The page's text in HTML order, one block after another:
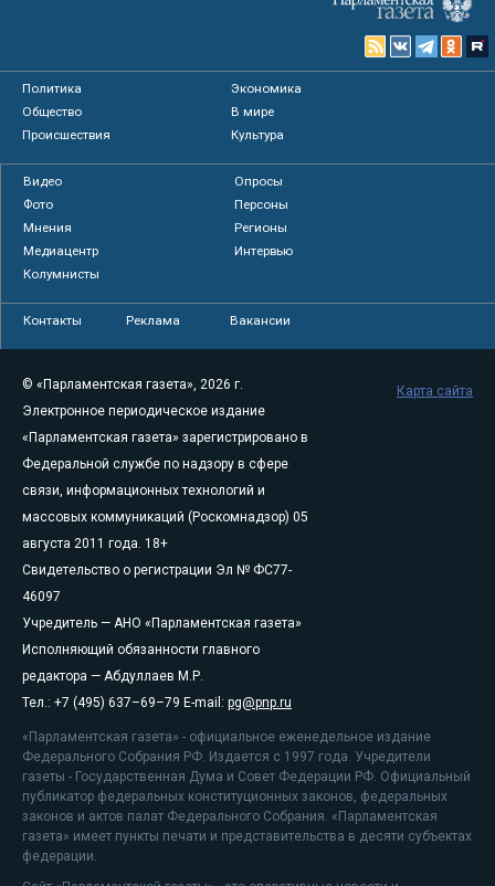
Политика
Экономика
Общество
В мире
Происшествия
Культура
Видео
Опросы
Фото
Персоны
Мнения
Регионы
Медиацентр
Интервью
Колумнисты
Контакты Реклама Вакансии
© «Парламентская газета», 2026 г.
Электронное периодическое издание
«Парламентская газета» зарегистрировано в
Федеральной службе по надзору в сфере
связи, информационных технологий и
массовых коммуникаций (Роскомнадзор) 05
августа 2011 года. 18+
Свидетельство о регистрации Эл № ФС77-
46097
Учредитель — АНО «Парламентская газета»
Исполняющий обязанности главного
редактора — Абдуллаев М.Р.
Тел.: +7 (495) 637–69–79 E-mail: pg@pnp.ru
«Парламентская газета» - официальное еженедельное издание
Федерального Собрания РФ. Издается с 1997 года. Учредители
газеты - Государственная Дума и Совет Федерации РФ. Официальный
публикатор федеральных конституционных законов, федеральных
законов и актов палат Федерального Собрания. «Парламентская
газета» имеет пункты печати и представительства в десяти субъектах
федерации.
Карта сайта